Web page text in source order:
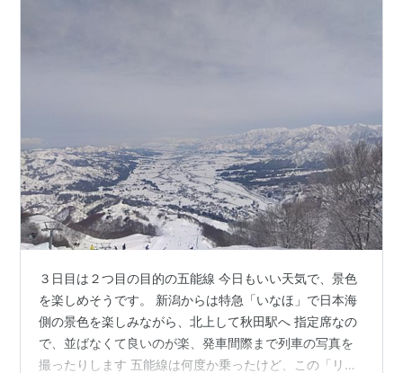
３日目は２つ目の目的の五能線 今日もいい天気で、景色
を楽しめそうです。 新潟からは特急「いなほ」で日本海
側の景色を楽しみながら、北上して秋田駅へ 指定席なの
で、並ばなくて良いのが楽、発車間際まで列車の写真を
撮ったりします 五能線は何度か乗ったけど、この「リゾ